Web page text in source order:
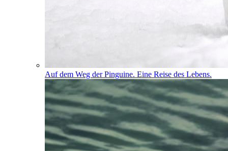
Auf dem Weg der Pinguine. Eine Reise des Lebens.